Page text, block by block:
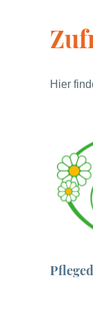
Hier